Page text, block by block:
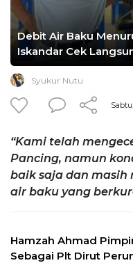
Debit Air Baku
Iskandar Cek
Syukur Nutu
“Kami telah
Pancing, namun
baik saja dan masih
air baku yang
Hamzah Ahmad
Sebagai Plt Dirut